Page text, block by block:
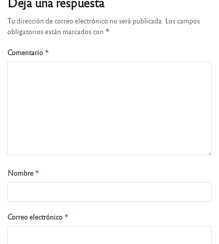
Tu dirección de correo electrónico no será publicada. Los campos
obligatorios están marcados con *
Comentario *
Nombre *
Correo electrónico *